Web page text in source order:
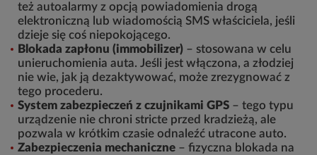
też autoalarmy z opcją powiadomienia drogą
elektroniczną lub wiadomością SMS właściciela, jeśli
dzieje się coś niepokojącego.
Blokada zapłonu (immobilizer) – stosowana w celu
unieruchomienia auta. Jeśli jest włączona, a złodziej
nie wie, jak ją dezaktywować, może zrezygnować z
tego procederu.
System zabezpieczeń z czujnikami GPS – tego typu
urządzenie nie chroni stricte przed kradzieżą, ale
pozwala w krótkim czasie odnaleźć utracone auto.
Zabezpieczenia mechaniczne – fizyczna blokada na